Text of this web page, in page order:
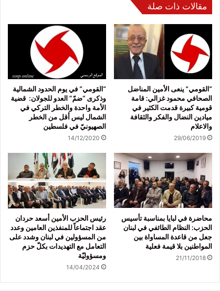
مقالات ذات صلة
“القومي” ينعى الأمين المناضل
الصحافي محمود غزالي: قامة
قومية كبيرة قدمت الكثير في
ميادين النضال والفكر والثقافة
والاعلام
29/06/2019
“القومي” في يوم الحدود الشمالية
وذكرى “ضمّ” العدو للجولان: قضية
الأمة واحدة والخطر التركي في
الشمال ليس أقل من الخطر
الصهيونيّ في فلسطين
14/12/2020
محاضرة في لبايا بمناسبة تأسيس
الحزب: النظام الطائفي في لبنان
جعل من قاعدة المساواة بين
المواطنين بلا قيمة فعلية
21/11/2018
رئيس الحزب الأمين أسعد حردان
عقد اجتماعاً للمنفذين العامين وعدد
من المسؤولين في لبنان وشدد على
التعامل مع التهديدات بكلّ حزم
ومسؤوليّة
14/04/2024